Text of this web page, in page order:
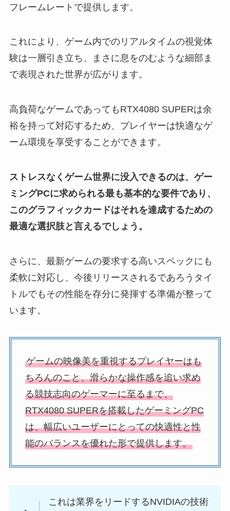
フレームレートで提供します。
これにより、ゲーム内でのリアルタイムの視覚体
験は一層引き立ち、まさに息をのむような細部ま
で表現された世界が広がります。
高負荷なゲームであってもRTX4080 SUPERは余
裕を持って対応するため、プレイヤーは快適なゲ
ーム環境を享受することができます。
ストレスなくゲーム世界に没入できるのは、ゲー
ミングPCに求められる最も基本的な要件であり、
このグラフィックカードはそれを達成するための
最適な選択肢と言えるでしょう。
さらに、最新ゲームの要求する高いスペックにも
柔軟に対応し、今後リリースされるであろうタイ
トルでもその性能を存分に発揮する準備が整って
います。
ゲームの映像美を重視するプレイヤーはも
ちろんのこと、滑らかな操作感を追い求め
る競技志向のゲーマーに至るまで、
RTX4080 SUPERを搭載したゲーミングPC
は、幅広いユーザーにとっての快適性と性
能のバランスを優れた形で提供します。
これは業界をリードするNVIDIAの技術